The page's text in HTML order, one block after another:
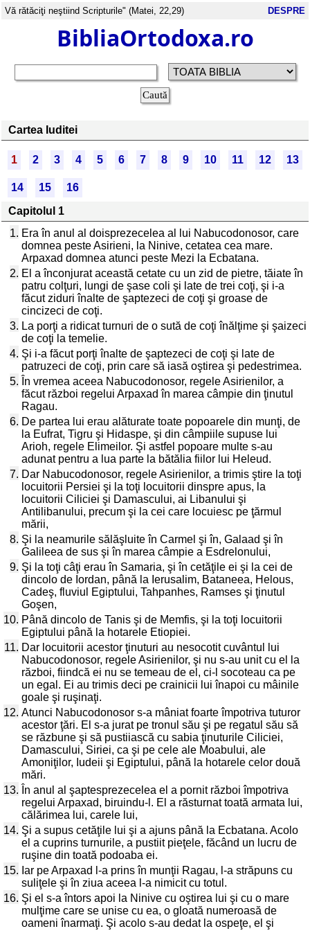
Vă rătăciţi neştiind Scripturile" (Matei, 22,29) DESPRE
BibliaOrtodoxa.ro
Cartea Iuditei
1 2 3 4 5 6 7 8 9 10 11 12 13
14 15
16
Capitolul 1
1. Era în anul al doisprezecelea al lui Nabucodonosor, care
domnea peste Asirieni, la Ninive, cetatea cea mare.
Arpaxad domnea atunci peste Mezi la Ecbatana.
2. El a înconjurat această cetate cu un zid de pietre, tăiate în
patru colţuri, lungi de şase coli şi late de trei coţi, şi i-a
făcut ziduri înalte de şaptezeci de coţi şi groase de
cincizeci de coţi.
3. La porţi a ridicat turnuri de o sută de coţi înălţime şi şaizeci
de coţi la temelie.
4. Şi i-a făcut porţi înalte de şaptezeci de coţi şi late de
patruzeci de coţi, prin care să iasă oştirea şi pedestrimea.
5. În vremea aceea Nabucodonosor, regele Asirienilor, a
făcut război regelui Arpaxad în marea câmpie din ţinutul
Ragau.
6. De partea lui erau alăturate toate popoarele din munţi, de
la Eufrat, Tigru şi Hidaspe, şi din câmpiile supuse lui
Arioh, regele Elimeilor. Şi astfel popoare multe s-au
adunat pentru a lua parte la bătălia fiilor lui Heleud.
7. Dar Nabucodonosor, regele Asirienilor, a trimis ştire la toţi
locuitorii Persiei şi la toţi locuitorii dinspre apus, la
locuitorii Ciliciei şi Damascului, ai Libanului şi
Antilibanului, precum şi la cei care locuiesc pe ţărmul
mării,
8. Şi la neamurile sălăşluite în Carmel şi în, Galaad şi în
Galileea de sus şi în marea câmpie a Esdrelonului,
9. Şi la toţi câţi erau în Samaria, şi în cetăţile ei şi la cei de
dincolo de Iordan, până la Ierusalim, Bataneea, Helous,
Cadeş, fluviul Egiptului, Tahpanhes, Ramses şi ţinutul
Goşen,
10. Până dincolo de Tanis şi de Memfis, şi la toţi locuitorii
Egiptului până la hotarele Etiopiei.
11. Dar locuitorii acestor ţinuturi au nesocotit cuvântul lui
Nabucodonosor, regele Asirienilor, şi nu s-au unit cu el la
război, fiindcă ei nu se temeau de el, ci-l socoteau ca pe
un egal. Ei au trimis deci pe crainicii lui înapoi cu mâinile
goale şi ruşinaţi.
12. Atunci Nabucodonosor s-a mâniat foarte împotriva tuturor
acestor ţări. El s-a jurat pe tronul său şi pe regatul său să
se răzbune şi să pustiiască cu sabia ţinuturile Ciliciei,
Damascului, Siriei, ca şi pe cele ale Moabului, ale
Amoniţilor, Iudeii şi Egiptului, până la hotarele celor două
mări.
13. În anul al şaptesprezecelea el a pornit război împotriva
regelui Arpaxad, biruindu-l. El a răsturnat toată armata lui,
călărimea lui, carele lui,
14. Şi a supus cetăţile lui şi a ajuns până la Ecbatana. Acolo
el a cuprins turnurile, a pustiit pieţele, făcând un lucru de
ruşine din toată podoaba ei.
15. Iar pe Arpaxad l-a prins în munţii Ragau, l-a străpuns cu
suliţele şi în ziua aceea l-a nimicit cu totul.
16. Şi el s-a întors apoi la Ninive cu oştirea lui şi cu o mare
mulţime care se unise cu ea, o gloată numeroasă de
oameni înarmaţi. Şi acolo s-au dedat la ospeţe, el şi